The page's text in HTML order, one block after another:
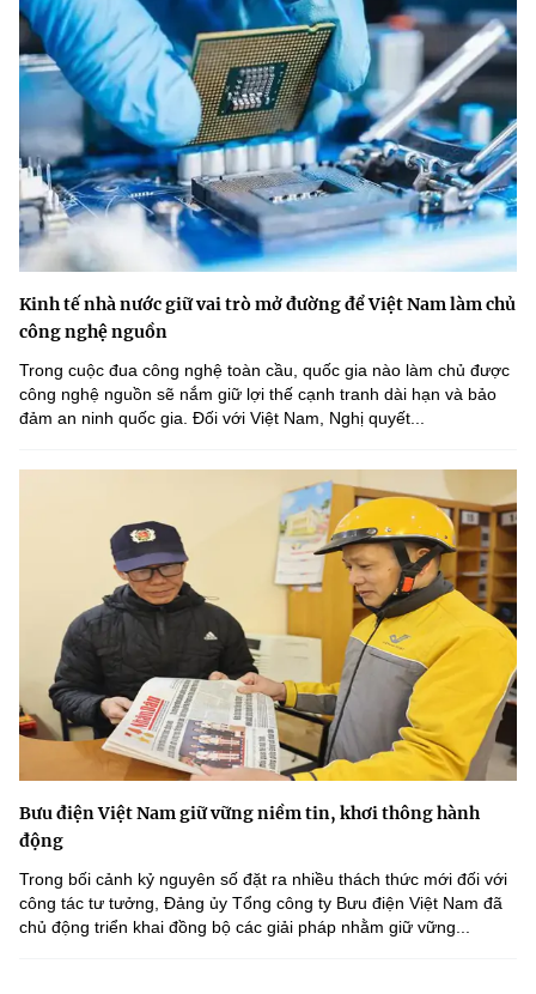
Kinh tế nhà nước giữ vai trò mở đường để Việt Nam làm chủ
công nghệ nguồn
Trong cuộc đua công nghệ toàn cầu, quốc gia nào làm chủ được
công nghệ nguồn sẽ nắm giữ lợi thế cạnh tranh dài hạn và bảo
đảm an ninh quốc gia. Đối với Việt Nam, Nghị quyết...
Bưu điện Việt Nam giữ vững niềm tin, khơi thông hành
động
Trong bối cảnh kỷ nguyên số đặt ra nhiều thách thức mới đối với
công tác tư tưởng, Đảng ủy Tổng công ty Bưu điện Việt Nam đã
chủ động triển khai đồng bộ các giải pháp nhằm giữ vững...